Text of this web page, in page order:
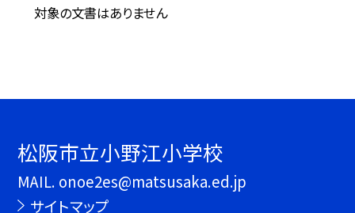
対象の文書はありません
松阪市立小野江小学校
MAIL. onoe2es@matsusaka.ed.jp
サイトマップ